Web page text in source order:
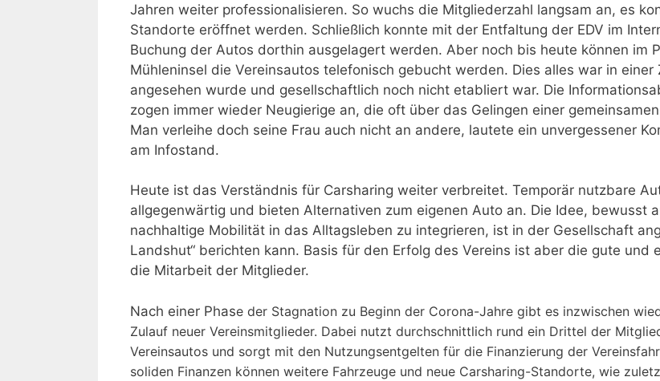
Jahren weiter professionalisieren. So wuchs die Mitgliederzahl langsam an, es
Standorte eröffnet werden. Schließlich konnte mit der Entfaltung der EDV im
Buchung der Autos dorthin ausgelagert werden. Aber noch bis heute können im
Mühleninsel die Vereinsautos telefonisch gebucht werden. Dies alles war in
angesehen wurde und gesellschaftlich noch nicht etabliert war. Die
zogen immer wieder Neugierige an, die oft über das Gelingen einer
Man verleihe doch seine Frau auch nicht an andere, lautete ein unvergessener
am Infostand.
Heute ist das Verständnis für Carsharing weiter verbreitet. Temporär nutzbare
allgegenwärtig und bieten Alternativen zum eigenen Auto an. Die Idee, bewusst
nachhaltige Mobilität in das Alltagsleben zu integrieren, ist in der Gesellschaft
Landshut“ berichten kann. Basis für den Erfolg des Vereins ist aber die gute
die Mitarbeit der Mitglieder.
Nach einer Phase der Stagnation zu Beginn der Corona-Jahre gibt es inzwischen
Zulauf neuer Vereinsmitglieder. Dabei nutzt durchschnittlich rund ein Drittel der
Vereinsautos und sorgt mit den Nutzungsentgelten für die Finanzierung der
soliden Finanzen können weitere Fahrzeuge und neue Carsharing-Standorte, wie